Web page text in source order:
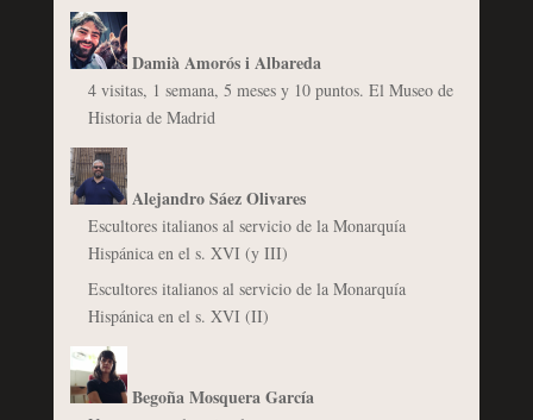
Damià Amorós i Albareda
4 visitas, 1 semana, 5 meses y 10 puntos. El Museo de
Historia de Madrid
Alejandro Sáez Olivares
Escultores italianos al servicio de la Monarquía
Hispánica en el s. XVI (y III)
Escultores italianos al servicio de la Monarquía
Hispánica en el s. XVI (II)
Begoña Mosquera García